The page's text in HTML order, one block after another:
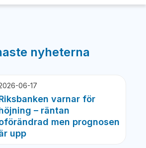
nyheterna
06-17
varnar för
– räntan
men prognosen
upp